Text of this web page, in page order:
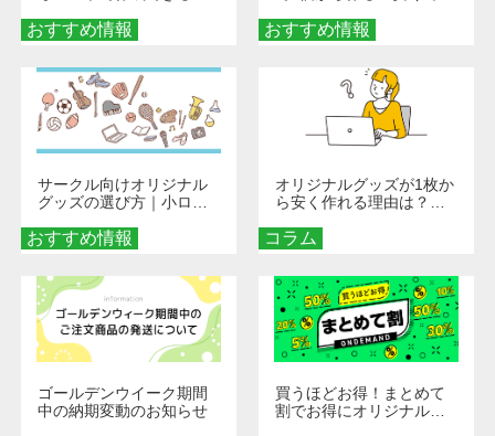
おすすめ情報
くなる巾着＆ポーチ活用
術
おすすめ情報
秘訣
おすすめ情報
サークル向けオリジナル
グッズの選び方｜小ロッ
める秘訣
コラム
オリジナルグッズが1枚か
ら安く作れる理由は？オ
とメリットを解説
ゴールデンウイーク期間
中の納期変動のお知らせ
買うほどお得！まとめて
割でお得にオリジナルグ